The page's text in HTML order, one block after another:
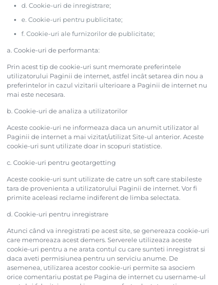
d. Cookie-uri de inregistrare;
e. Cookie-uri pentru publicitate;
f. Cookie-uri ale furnizorilor de publicitate;
a. Cookie-uri de performanta:
Prin acest tip de cookie-uri sunt memorate preferintele
utilizatorului Paginii de internet, astfel incât setarea din nou a
preferintelor in cazul vizitarii ulterioare a Paginii de internet nu
mai este necesara.
b. Cookie-uri de analiza a utilizatorilor
Aceste cookie-uri ne informeaza daca un anumit utilizator al
Paginii de internet a mai vizitat/utilizat Site-ul anterior. Aceste
cookie-uri sunt utilizate doar in scopuri statistice.
c. Cookie-uri pentru geotargetting
Aceste cookie-uri sunt utilizate de catre un soft care stabileste
tara de provenienta a utilizatorului Paginii de internet. Vor fi
primite aceleasi reclame indiferent de limba selectata.
d. Cookie-uri pentru inregistrare
Atunci când va inregistrati pe acest site, se genereaza cookie-uri
care memoreaza acest demers. Serverele utilizeaza aceste
cookie-uri pentru a ne arata contul cu care sunteti inregistrat si
daca aveti permisiunea pentru un serviciu anume. De
asemenea, utilizarea acestor cookie-uri permite sa asociem
orice comentariu postat pe Pagina de internet cu username-ul